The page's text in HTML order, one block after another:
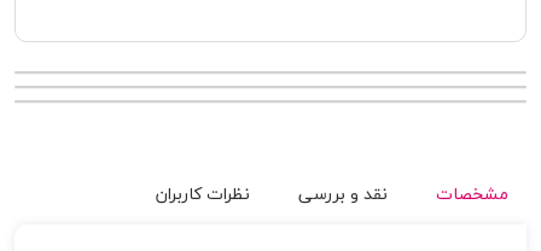
مشخصات نقد و بررسی نظرات کاربران